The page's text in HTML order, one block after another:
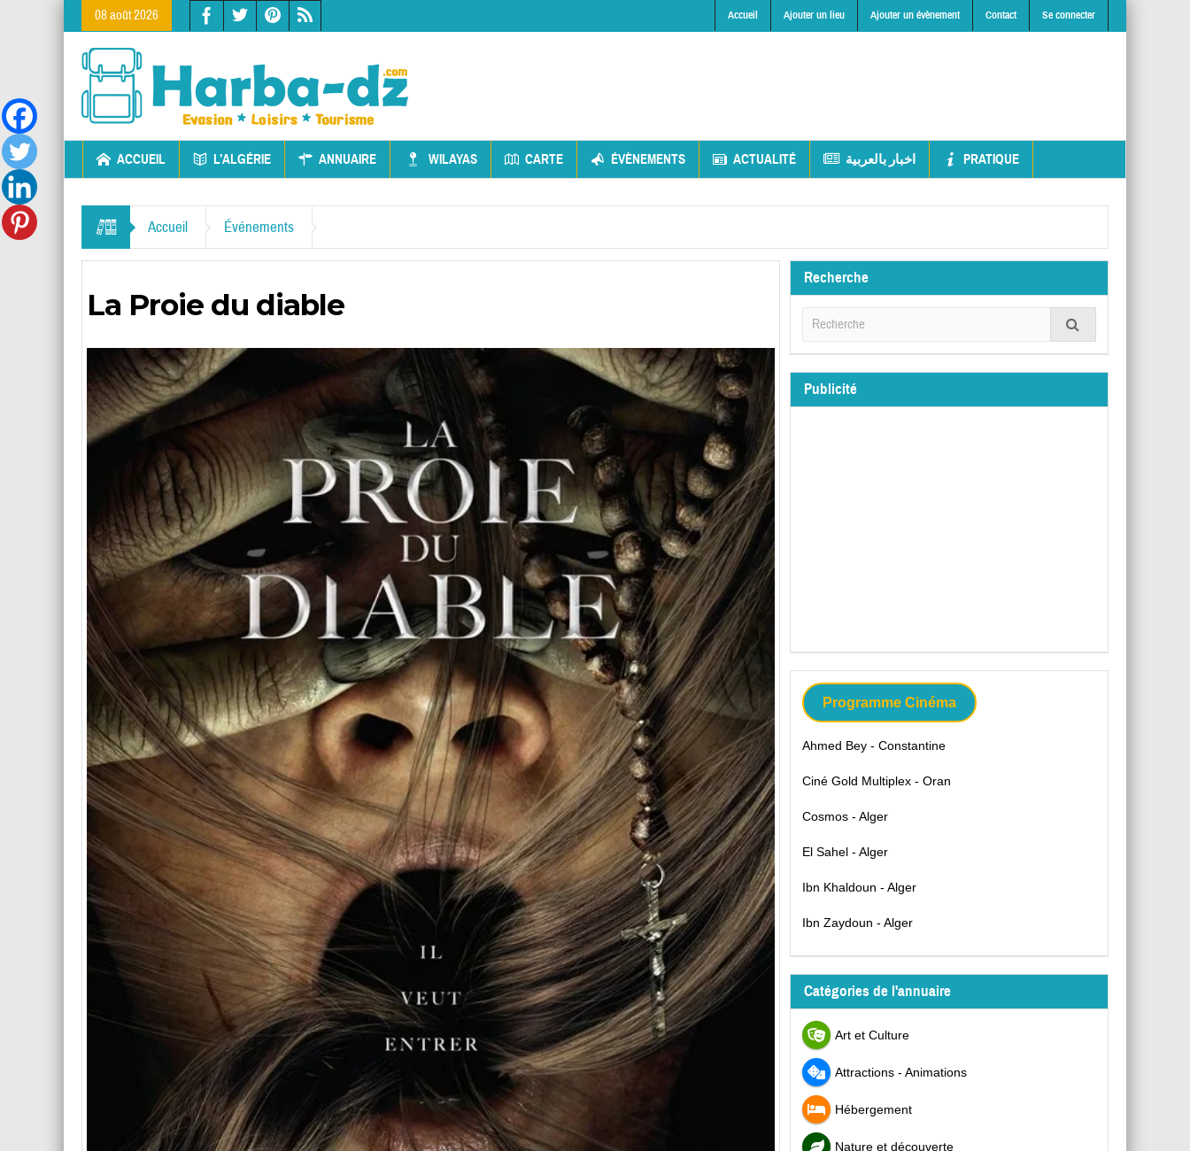
08 août 2026 Accueil Ajouter un lieu Ajouter un évènement Contact Se connecter
ACCUEIL L’ALGÉRIE ANNUAIRE WILAYAS CARTE ÉVÈNEMENTS ACTUALITÉ اخبار بالعربية PRATIQUE
Accueil Événements
La Proie du diable
Recherche
Publicité
Programme Cinéma
Ahmed Bey - Constantine
Ciné Gold Multiplex - Oran
Cosmos - Alger
El Sahel - Alger
Ibn Khaldoun - Alger
Ibn Zaydoun - Alger
Catégories de l'annuaire
Art et Culture
Attractions - Animations
Hébergement
Nature et découverte